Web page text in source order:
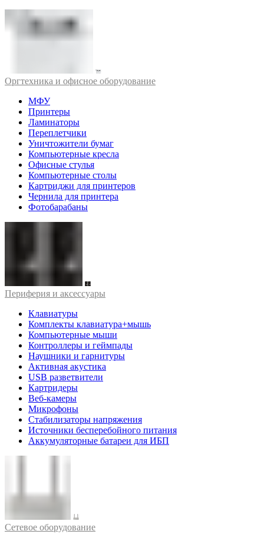
Оргтехника и офисное оборудование
МФУ
Принтеры
Ламинаторы
Переплетчики
Уничтожители бумаг
Компьютерные кресла
Офисные стулья
Компьютерные столы
Картриджи для принтеров
Чернила для принтера
Фотобарабаны
Периферия и аксессуары
Клавиатуры
Комплекты клавиатура+мышь
Компьютерные мыши
Контроллеры и геймпады
Наушники и гарнитуры
Активная акустика
USB разветвители
Картридеры
Веб-камеры
Микрофоны
Стабилизаторы напряжения
Источники бесперебойного питания
Аккумуляторные батареи для ИБП
Cетевое оборудование